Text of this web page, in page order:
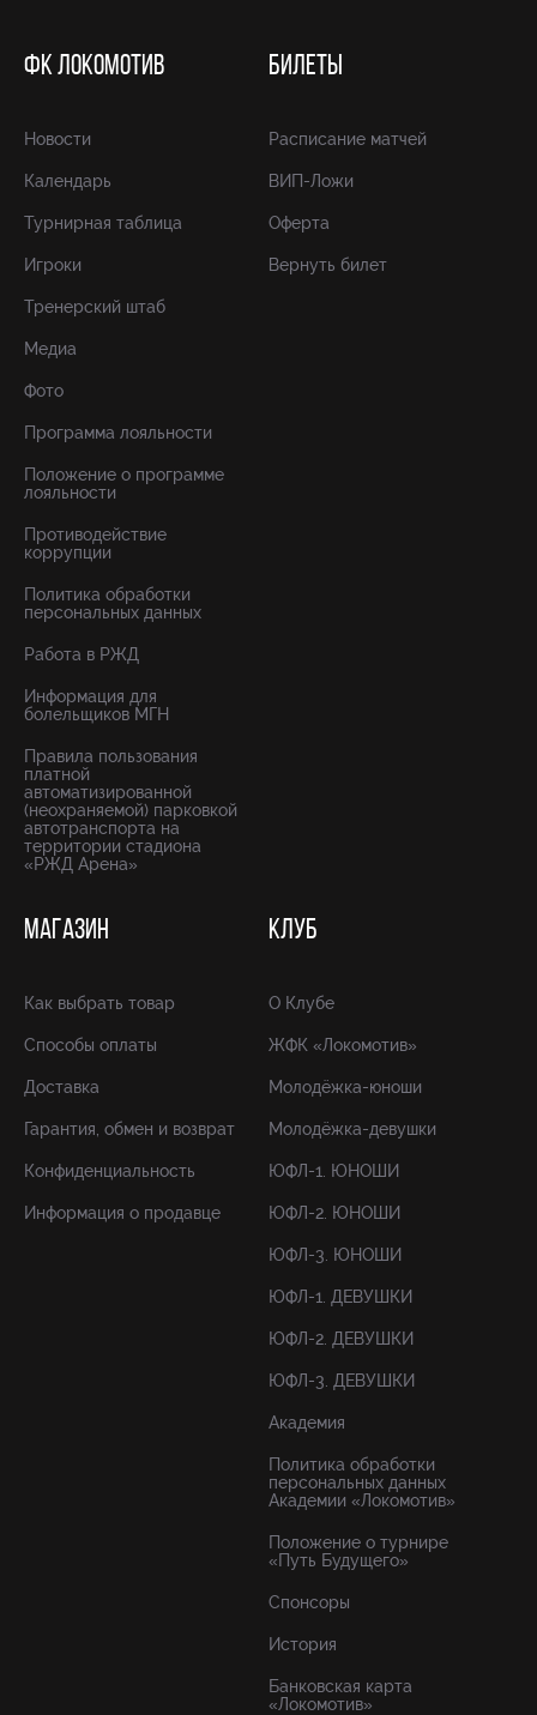
ФК ЛОКОМОТИВ
Новости
Календарь
Турнирная таблица
Игроки
Тренерский штаб
Медиа
Фото
Программа лояльности
Положение о программе
лояльности
Противодействие
коррупции
Политика обработки
персональных данных
Работа в РЖД
Информация для
болельщиков МГН
Правила пользования
платной
автоматизированной
(неохраняемой) парковкой
автотранспорта на
территории стадиона
«РЖД Арена»
БИЛЕТЫ
Расписание матчей
ВИП-Ложи
Оферта
Вернуть билет
МАГАЗИН
Как выбрать товар
Способы оплаты
Доставка
Гарантия, обмен и возврат
Конфиденциальность
Информация о продавце
КЛУБ
О Клубе
ЖФК «Локомотив»
Молодёжка-юноши
Молодёжка-девушки
ЮФЛ-1. ЮНОШИ
ЮФЛ-2. ЮНОШИ
ЮФЛ-3. ЮНОШИ
ЮФЛ-1. ДЕВУШКИ
ЮФЛ-2. ДЕВУШКИ
ЮФЛ-3. ДЕВУШКИ
Академия
Политика обработки
персональных данных
Академии «Локомотив»
Положение о турнире
«Путь Будущего»
Спонсоры
История
Банковская карта
«Локомотив»